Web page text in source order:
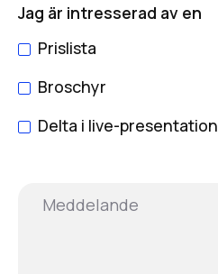
Jag är intresserad av en
Prislista
Broschyr
Delta i live-presentation